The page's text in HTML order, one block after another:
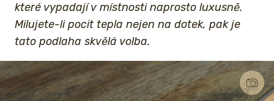
které vypadají v místnosti naprosto luxusně.
Milujete-li pocit tepla nejen na dotek, pak je
tato podlaha skvělá volba.